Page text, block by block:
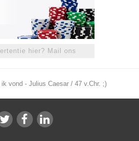
hier? Mail ons
vond - Julius Caesar / 47 v.Chr. ;)